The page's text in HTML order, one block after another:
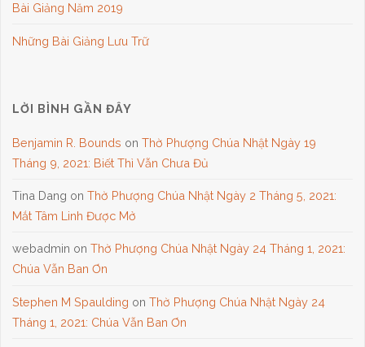
Bài Giảng Năm 2019
Những Bài Giảng Lưu Trữ
LỜI BÌNH GẦN ĐÂY
Benjamin R. Bounds onThờ Phượng Chúa Nhật Ngày 19
Tháng 9, 2021: Biết Thì Vẫn Chưa Đủ
Tina Dang onThờ Phượng Chúa Nhật Ngày 2 Tháng 5, 2021:
Mắt Tâm Linh Được Mở
webadmin onThờ Phượng Chúa Nhật Ngày 24 Tháng 1, 2021:
Chúa Vẫn Ban Ơn
Stephen M Spaulding onThờ Phượng Chúa Nhật Ngày 24
Tháng 1, 2021: Chúa Vẫn Ban Ơn